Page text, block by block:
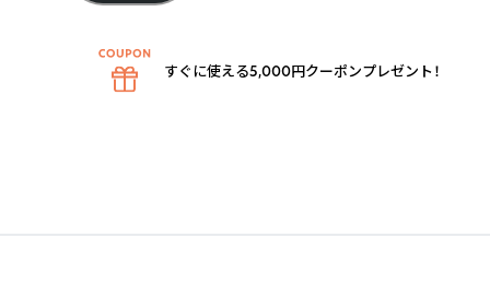
すぐに使える5,000円クーポンプレゼント！